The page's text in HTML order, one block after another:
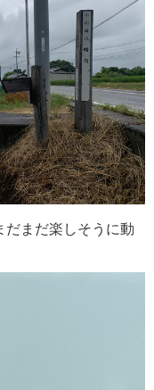
だまだ楽しそうに動